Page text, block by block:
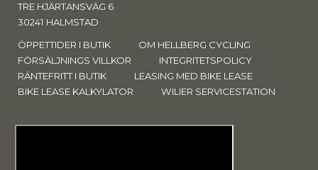
TRE HJÄRTANSVÄG 6
30241 HALMSTAD
ÖPPETTIDER I BUTIK
OM HELLBERG CYCLING
FÖRSÄLJNINGS VILLKOR
INTEGRITETSPOLICY
RÄNTEFRITT I BUTIK
LEASING MED BIKE LEASE
BIKE LEASE KALKYLATOR
WILIER SERVICESTATION